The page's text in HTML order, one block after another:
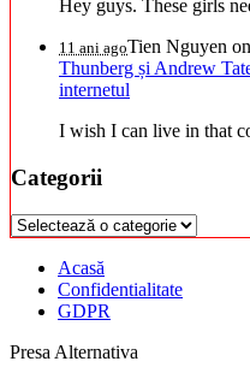
Hey guys. These girls
11 ani agoTien Nguyen on
Thunberg și Andrew
internetul
I wish I can live in that
Categorii
Categorii
Acasă
Confidentialitate
GDPR
Presa Alternativa